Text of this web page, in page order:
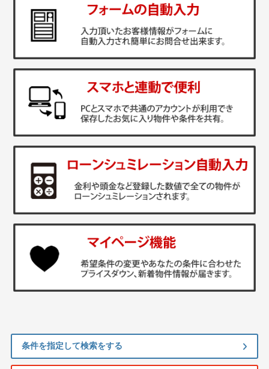
条件を指定して検索をする